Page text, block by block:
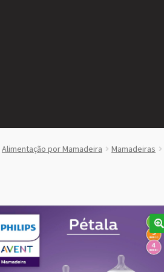
Alimentação por Mamadeira Mamadeiras